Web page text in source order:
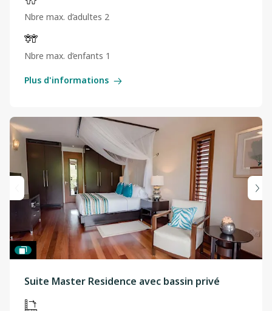
Nbre max. d’adultes 2
Nbre max. d’enfants 1
Plus d'informations
Suite Master Residence avec bassin privé